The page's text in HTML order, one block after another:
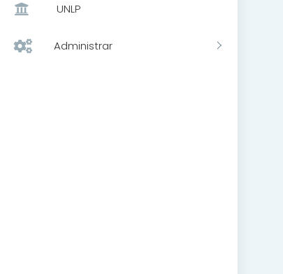
UNLP
Administrar